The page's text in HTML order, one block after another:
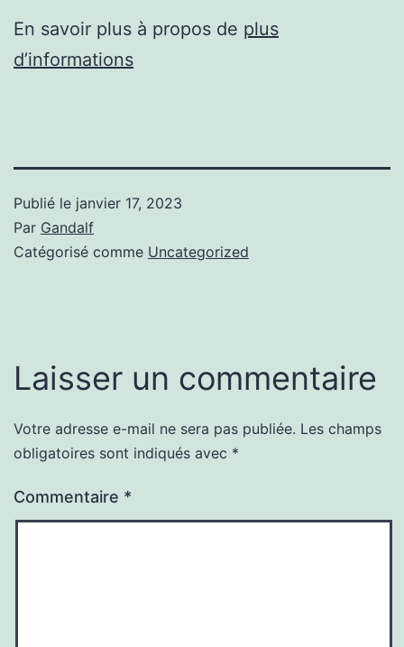
En savoir plus à propos de plus
d’informations
Publié le janvier 17, 2023
Par Gandalf
Catégorisé comme Uncategorized
Laisser un commentaire
Votre adresse e-mail ne sera pas publiée. Les champs
obligatoires sont indiqués avec *
Commentaire *